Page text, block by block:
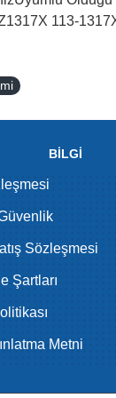
113-
BİLGİ
Sözleşmesi
Şartları
Metni